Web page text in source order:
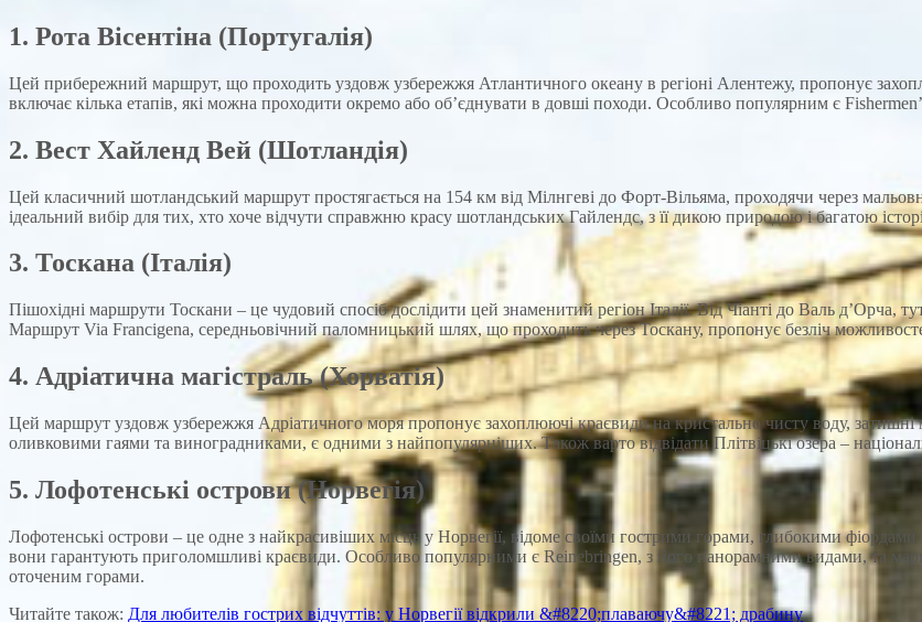
1. Рота Вісентіна (Португалія)
Цей прибережний маршрут, що проходить уздовж узбережжя Атлантичного океану в регіоні Алентежу, пропонує
включає кілька етапів, які можна проходити окремо або об’єднувати в довші походи. Особливо популярним є
2. Вест Хайленд Вей (Шотландія)
Цей класичний шотландський маршрут простягається на 154 км від Мілнгеві до Форт-Вільяма, проходячи через
ідеальний вибір для тих, хто хоче відчути справжню красу шотландських Гайлендс, з її дикою природою і багатою
3. Тоскана (Італія)
Пішохідні маршрути Тоскани – це чудовий спосіб дослідити цей знаменитий регіон Італії. Від Чіанті до Валь д’Орча,
Маршрут Via Francigena, середньовічний паломницький шлях, що проходить через Тоскану, пропонує безліч
4. Адріатична магістраль (Хорватія)
Цей маршрут уздовж узбережжя Адріатичного моря пропонує захоплюючі краєвиди на кристально чисту воду, затишні
оливковими гаями та виноградниками, є одними з найпопулярніших. Також варто відвідати Плітвіцькі озера –
5. Лофотенські острови (Норвегія)
Лофотенські острови – це одне з найкрасивіших місць у Норвегії, відоме своїми гострими горами, глибокими
вони гарантують приголомшливі краєвиди. Особливо популярними є Reinebringen, з його панорамними видами, та
оточеним горами.
Читайте також: Для любителів гострих відчуттів: у Норвегії відкрили &#8220;плаваючу&#8221; драбину